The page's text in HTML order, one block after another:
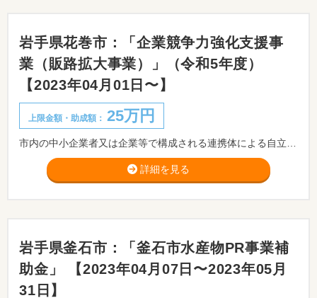
岩手県花巻市：「企業競争力強化支援事
業（販路拡大事業）」（令和5年度）
【2023年04月01日〜】
上限金額・助成額： 25万円
詳細を見る
岩手県釜石市：「釜石市水産物PR事業補
助金」 【2023年04月07日〜2023年05月
31日】